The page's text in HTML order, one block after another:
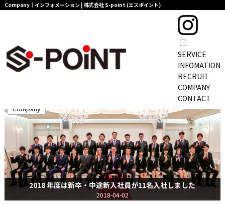
Company｜インフォメーション | 株式会社 S-point (エスポイント)
SERVICE
INFOMATION
RECRUIT
COMPANY
CONTACT
TOPページ > インフォメーション一覧
インフォメーション
Company
2018 年度は新卒・中途新入社員が11名入社しました
2018-04-02